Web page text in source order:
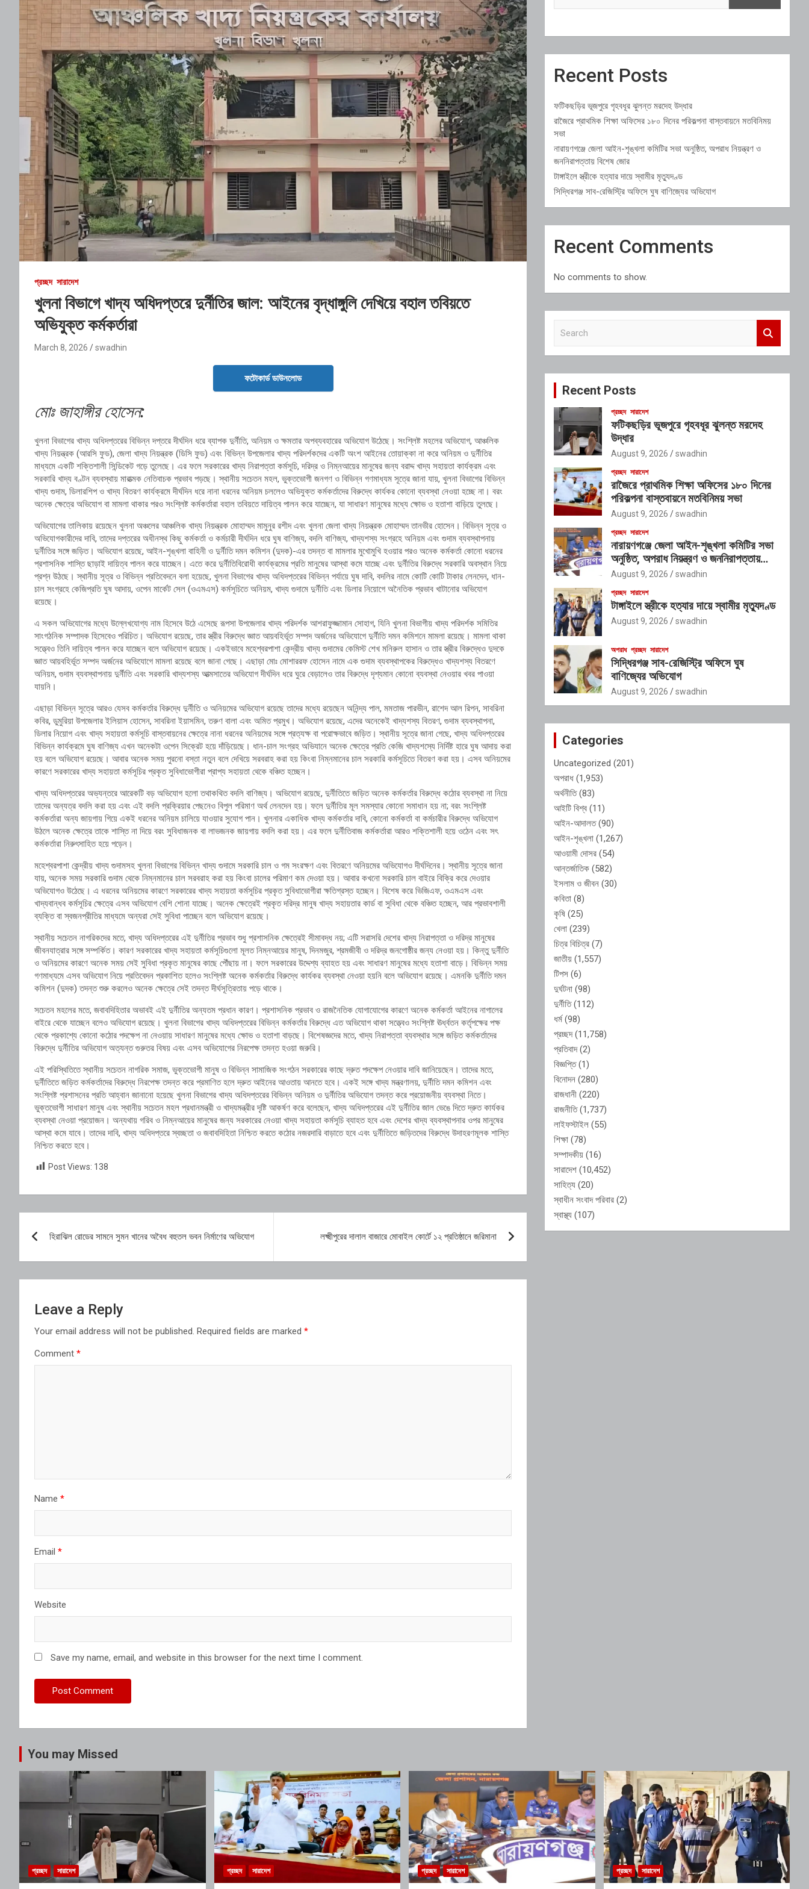
প্রচ্ছদ সারাদেশ
খুলনা বিভাগে খাদ্য অধিদপ্তরে দুর্নীতির জাল: আইনের বৃদ্ধাঙ্গুলি দেখিয়ে বহাল তবিয়তে
অভিযুক্ত কর্মকর্তারা
March 8, 2026 swadhin
ফটোকার্ড ডাউনলোড
মোঃ জাহাঙ্গীর হোসেন:
খুলনা বিভাগের খাদ্য অধিদপ্তরের বিভিন্ন দপ্তরে দীর্ঘদিন ধরে ব্যাপক দুর্নীতি, অনিয়ম ও ক্ষমতার অপব্যবহারের অভিযোগ উঠেছে। সংশ্লিষ্ট মহলের অভিযোগ, আঞ্চলিক
খাদ্য নিয়ন্ত্রক (আরসি ফুড), জেলা খাদ্য নিয়ন্ত্রক (ডিসি ফুড) এবং বিভিন্ন উপজেলার খাদ্য পরিদর্শকদের একটি অংশ আইনের তোয়াক্কা না করে অনিয়ম ও দুর্নীতির
মাধ্যমে একটি শক্তিশালী সিন্ডিকেট গড়ে তুলেছে। এর ফলে সরকারের খাদ্য নিরাপত্তা কর্মসূচি, দরিদ্র ও নিম্নআয়ের মানুষের জন্য বরাদ্দ খাদ্য সহায়তা কার্যক্রম এবং
সরকারি খাদ্য বণ্টন ব্যবস্থায় মারাত্মক নেতিবাচক প্রভাব পড়ছে। স্থানীয় সচেতন মহল, ভুক্তভোগী জনগণ ও বিভিন্ন গণমাধ্যম সূত্রে জানা যায়, খুলনা বিভাগের বিভিন্ন
খাদ্য গুদাম, ডিলারশিপ ও খাদ্য বিতরণ কার্যক্রমে দীর্ঘদিন ধরে নানা ধরনের অনিয়ম চললেও অভিযুক্ত কর্মকর্তাদের বিরুদ্ধে কার্যকর কোনো ব্যবস্থা নেওয়া হচ্ছে না। বরং
অনেক ক্ষেত্রে অভিযোগ বা মামলা থাকার পরও সংশ্লিষ্ট কর্মকর্তারা বহাল তবিয়তে দায়িত্ব পালন করে যাচ্ছেন, যা সাধারণ মানুষের মধ্যে ক্ষোভ ও হতাশা বাড়িয়ে তুলছে।
অভিযোগের তালিকায় রয়েছেন খুলনা অঞ্চলের আঞ্চলিক খাদ্য নিয়ন্ত্রক মোহাম্মদ মামুনুর রশীদ এবং খুলনা জেলা খাদ্য নিয়ন্ত্রক মোহাম্মদ তানভীর হোসেন। বিভিন্ন সূত্র ও
অভিযোগকারীদের দাবি, তাদের দপ্তরের অধীনস্থ কিছু কর্মকর্তা ও কর্মচারী দীর্ঘদিন ধরে ঘুষ বাণিজ্য, বদলি বাণিজ্য, খাদ্যশস্য সংগ্রহে অনিয়ম এবং গুদাম ব্যবস্থাপনায়
দুর্নীতির সঙ্গে জড়িত। অভিযোগ রয়েছে, আইন-শৃঙ্খলা বাহিনী ও দুর্নীতি দমন কমিশন (দুদক)-এর তদন্ত বা মামলার মুখোমুখি হওয়ার পরও অনেক কর্মকর্তা কোনো ধরনের
প্রশাসনিক শাস্তি ছাড়াই দায়িত্ব পালন করে যাচ্ছেন। এতে করে দুর্নীতিবিরোধী কার্যক্রমের প্রতি মানুষের আস্থা কমে যাচ্ছে এবং দুর্নীতির বিরুদ্ধে সরকারি অবস্থান নিয়ে
প্রশ্ন উঠছে। স্থানীয় সূত্র ও বিভিন্ন প্রতিবেদনে বলা হয়েছে, খুলনা বিভাগের খাদ্য অধিদপ্তরের বিভিন্ন পর্যায়ে ঘুষ দাবি, বদলির নামে কোটি কোটি টাকার লেনদেন, ধান-
চাল সংগ্রহে কেজিপ্রতি ঘুষ আদায়, ওপেন মার্কেট সেল (ওএমএস) কর্মসূচিতে অনিয়ম, খাদ্য গুদামে দুর্নীতি এবং ডিলার নিয়োগে অনৈতিক প্রভাব খাটানোর অভিযোগ
রয়েছে।
এ সকল অভিযোগের মধ্যে উল্লেখযোগ্য নাম হিসেবে উঠে এসেছে রূপসা উপজেলার খাদ্য পরিদর্শক আশরাফুজ্জামান সোহাগ, যিনি খুলনা বিভাগীয় খাদ্য পরিদর্শক সমিতির
সাংগঠনিক সম্পাদক হিসেবেও পরিচিত। অভিযোগ রয়েছে, তার স্ত্রীর বিরুদ্ধে জ্ঞাত আয়বহির্ভূত সম্পদ অর্জনের অভিযোগে দুর্নীতি দমন কমিশনে মামলা রয়েছে। মামলা থাকা
সত্ত্বেও তিনি দায়িত্ব পালন করে যাচ্ছেন বলে অভিযোগ রয়েছে। একইভাবে মহেশ্বরপাশা কেন্দ্রীয় খাদ্য গুদামের কেমিস্ট শেখ মনিরুল হাসান ও তার স্ত্রীর বিরুদ্ধেও দুদকে
জ্ঞাত আয়বহির্ভূত সম্পদ অর্জনের অভিযোগে মামলা রয়েছে বলে জানা গেছে। এছাড়া মোঃ মোশাররফ হোসেন নামে এক গুদাম ব্যবস্থাপকের বিরুদ্ধেও খাদ্যশস্য বিতরণে
অনিয়ম, গুদাম ব্যবস্থাপনায় দুর্নীতি এবং সরকারি খাদ্যশস্য আত্মসাতের অভিযোগ দীর্ঘদিন ধরে ঘুরে বেড়ালেও তার বিরুদ্ধে দৃশ্যমান কোনো ব্যবস্থা নেওয়ার খবর পাওয়া
যায়নি।
এছাড়া বিভিন্ন সূত্রে আরও যেসব কর্মকর্তার বিরুদ্ধে দুর্নীতি ও অনিয়মের অভিযোগ রয়েছে তাদের মধ্যে রয়েছেন অনিন্দ্য পাল, মমতাজ পারভীন, রাশেদ আল রিপন, সাবরিনা
কবির, ডুমুরিয়া উপজেলার ইলিয়াস হোসেন, সাবরিনা ইয়াসমিন, তরুণ বালা এবং অমিত প্রমুখ। অভিযোগ রয়েছে, এদের অনেকেই খাদ্যশস্য বিতরণ, গুদাম ব্যবস্থাপনা,
ডিলার নিয়োগ এবং খাদ্য সহায়তা কর্মসূচি বাস্তবায়নের ক্ষেত্রে নানা ধরনের অনিয়মের সঙ্গে প্রত্যক্ষ বা পরোক্ষভাবে জড়িত। স্থানীয় সূত্রে জানা গেছে, খাদ্য অধিদপ্তরের
বিভিন্ন কার্যক্রমে ঘুষ বাণিজ্য এখন অনেকটা ওপেন সিক্রেট হয়ে দাঁড়িয়েছে। ধান-চাল সংগ্রহ অভিযানে অনেক ক্ষেত্রে প্রতি কেজি খাদ্যশস্যে নির্দিষ্ট হারে ঘুষ আদায় করা
হয় বলে অভিযোগ রয়েছে। আবার অনেক সময় পুরনো বস্তা নতুন বলে দেখিয়ে সরবরাহ করা হয় কিংবা নিম্নমানের চাল সরকারি কর্মসূচিতে বিতরণ করা হয়। এসব অনিয়মের
কারণে সরকারের খাদ্য সহায়তা কর্মসূচির প্রকৃত সুবিধাভোগীরা প্রাপ্য সহায়তা থেকে বঞ্চিত হচ্ছেন।
খাদ্য অধিদপ্তরের অভ্যন্তরে আরেকটি বড় অভিযোগ হলো তথাকথিত বদলি বাণিজ্য। অভিযোগ রয়েছে, দুর্নীতিতে জড়িত অনেক কর্মকর্তার বিরুদ্ধে কঠোর ব্যবস্থা না নিয়ে
তাদের অন্যত্র বদলি করা হয় এবং এই বদলি প্রক্রিয়ার পেছনেও বিপুল পরিমাণ অর্থ লেনদেন হয়। ফলে দুর্নীতির মূল সমস্যার কোনো সমাধান হয় না; বরং সংশ্লিষ্ট
কর্মকর্তারা অন্য জায়গায় গিয়ে একই ধরনের অনিয়ম চালিয়ে যাওয়ার সুযোগ পান। খুলনার একাধিক খাদ্য কর্মকর্তার দাবি, কোনো কর্মকর্তা বা কর্মচারীর বিরুদ্ধে অভিযোগ
উঠলে অনেক ক্ষেত্রে তাকে শাস্তি না দিয়ে বরং সুবিধাজনক বা লাভজনক জায়গায় বদলি করা হয়। এর ফলে দুর্নীতিবাজ কর্মকর্তারা আরও শক্তিশালী হয়ে ওঠেন এবং সৎ
কর্মকর্তারা নিরুৎসাহিত হয়ে পড়েন।
মহেশ্বরপাশা কেন্দ্রীয় খাদ্য গুদামসহ খুলনা বিভাগের বিভিন্ন খাদ্য গুদামে সরকারি চাল ও গম সংরক্ষণ এবং বিতরণে অনিয়মের অভিযোগও দীর্ঘদিনের। স্থানীয় সূত্রে জানা
যায়, অনেক সময় সরকারি গুদাম থেকে নিম্নমানের চাল সরবরাহ করা হয় কিংবা চালের পরিমাণ কম দেওয়া হয়। আবার কখনো সরকারি চাল বাইরে বিক্রি করে দেওয়ার
অভিযোগও উঠেছে। এ ধরনের অনিয়মের কারণে সরকারের খাদ্য সহায়তা কর্মসূচির প্রকৃত সুবিধাভোগীরা ক্ষতিগ্রস্ত হচ্ছেন। বিশেষ করে ভিজিএফ, ওএমএস এবং
খাদ্যবান্ধব কর্মসূচির ক্ষেত্রে এসব অভিযোগ বেশি শোনা যাচ্ছে। অনেক ক্ষেত্রেই প্রকৃত দরিদ্র মানুষ খাদ্য সহায়তার কার্ড বা সুবিধা থেকে বঞ্চিত হচ্ছেন, আর প্রভাবশালী
ব্যক্তি বা স্বজনপ্রীতির মাধ্যমে অন্যরা সেই সুবিধা পাচ্ছেন বলে অভিযোগ রয়েছে।
স্থানীয় সচেতন নাগরিকদের মতে, খাদ্য অধিদপ্তরের এই দুর্নীতির প্রভাব শুধু প্রশাসনিক ক্ষেত্রেই সীমাবদ্ধ নয়; এটি সরাসরি দেশের খাদ্য নিরাপত্তা ও দরিদ্র মানুষের
জীবনযাত্রার সঙ্গে সম্পর্কিত। কারণ সরকারের খাদ্য সহায়তা কর্মসূচিগুলো মূলত নিম্নআয়ের মানুষ, দিনমজুর, শ্রমজীবী ও দরিদ্র জনগোষ্ঠীর জন্য নেওয়া হয়। কিন্তু দুর্নীতি
ও অনিয়মের কারণে অনেক সময় সেই সুবিধা প্রকৃত মানুষের কাছে পৌঁছায় না। ফলে সরকারের উদ্দেশ্য ব্যাহত হয় এবং সাধারণ মানুষের মধ্যে হতাশা বাড়ে। বিভিন্ন সময়
গণমাধ্যমে এসব অভিযোগ নিয়ে প্রতিবেদন প্রকাশিত হলেও সংশ্লিষ্ট অনেক কর্মকর্তার বিরুদ্ধে কার্যকর ব্যবস্থা নেওয়া হয়নি বলে অভিযোগ রয়েছে। এমনকি দুর্নীতি দমন
কমিশন (দুদক) তদন্ত শুরু করলেও অনেক ক্ষেত্রে সেই তদন্ত দীর্ঘসূত্রিতায় পড়ে থাকে।
সচেতন মহলের মতে, জবাবদিহিতার অভাবই এই দুর্নীতির অন্যতম প্রধান কারণ। প্রশাসনিক প্রভাব ও রাজনৈতিক যোগাযোগের কারণে অনেক কর্মকর্তা আইনের নাগালের
বাইরে থেকে যাচ্ছেন বলেও অভিযোগ রয়েছে। খুলনা বিভাগের খাদ্য অধিদপ্তরের বিভিন্ন কর্মকর্তার বিরুদ্ধে এত অভিযোগ থাকা সত্ত্বেও সংশ্লিষ্ট ঊর্ধ্বতন কর্তৃপক্ষের পক্ষ
থেকে প্রকাশ্যে কোনো কঠোর পদক্ষেপ না নেওয়ায় সাধারণ মানুষের মধ্যে ক্ষোভ ও হতাশা বাড়ছে। বিশেষজ্ঞদের মতে, খাদ্য নিরাপত্তা ব্যবস্থার সঙ্গে জড়িত কর্মকর্তাদের
বিরুদ্ধে দুর্নীতির অভিযোগ অত্যন্ত গুরুতর বিষয় এবং এসব অভিযোগের নিরপেক্ষ তদন্ত হওয়া জরুরি।
এই পরিস্থিতিতে স্থানীয় সচেতন নাগরিক সমাজ, ভুক্তভোগী মানুষ ও বিভিন্ন সামাজিক সংগঠন সরকারের কাছে দ্রুত পদক্ষেপ নেওয়ার দাবি জানিয়েছেন। তাদের মতে,
দুর্নীতিতে জড়িত কর্মকর্তাদের বিরুদ্ধে নিরপেক্ষ তদন্ত করে প্রমাণিত হলে দ্রুত আইনের আওতায় আনতে হবে। একই সঙ্গে খাদ্য মন্ত্রণালয়, দুর্নীতি দমন কমিশন এবং
সংশ্লিষ্ট প্রশাসনের প্রতি আহ্বান জানানো হয়েছে খুলনা বিভাগের খাদ্য অধিদপ্তরের বিভিন্ন অনিয়ম ও দুর্নীতির অভিযোগ তদন্ত করে প্রয়োজনীয় ব্যবস্থা নিতে।
ভুক্তভোগী সাধারণ মানুষ এবং স্থানীয় সচেতন মহল প্রধানমন্ত্রী ও খাদ্যমন্ত্রীর দৃষ্টি আকর্ষণ করে বলেছেন, খাদ্য অধিদপ্তরের এই দুর্নীতির জাল ভেঙে দিতে দ্রুত কার্যকর
ব্যবস্থা নেওয়া প্রয়োজন। অন্যথায় গরিব ও নিম্নআয়ের মানুষের জন্য সরকারের নেওয়া খাদ্য সহায়তা কর্মসূচি ব্যাহত হবে এবং দেশের খাদ্য ব্যবস্থাপনার ওপর মানুষের
আস্থা কমে যাবে। তাদের দাবি, খাদ্য অধিদপ্তরে স্বচ্ছতা ও জবাবদিহিতা নিশ্চিত করতে কঠোর নজরদারি বাড়াতে হবে এবং দুর্নীতিতে জড়িতদের বিরুদ্ধে উদাহরণমূলক শাস্তি
নিশ্চিত করতে হবে।
Post Views: 138
navigation
হিরাঝিল রোডের সামনে সুমন খানের অবৈধ বহুতল ভবন নির্মাণের অভিযোগ লক্ষ্মীপুরের দালাল বাজারে মোবাইল কোর্টে ১২ প্রতিষ্ঠানে জরিমানা
Leave a Reply
Your email address will not be published. Required fields are marked *
Comment *
Name *
Email *
Website
Save my name, email, and website in this browser for the next time I comment.
Recent Posts
ফটিকছড়ির ভূজপুরে গৃহবধূর ঝুলন্ত মরদেহ উদ্ধার
রাজৈরে প্রাথমিক শিক্ষা অফিসের ১৮০ দিনের পরিকল্পনা বাস্তবায়নে মতবিনিময়
সভা
নারায়ণগঞ্জে জেলা আইন-শৃঙ্খলা কমিটির সভা অনুষ্ঠিত, অপরাধ নিয়ন্ত্রণ ও
জননিরাপত্তায় বিশেষ জোর
টাঙ্গাইলে স্ত্রীকে হত্যার দায়ে স্বামীর মৃত্যুদণ্ড
সিদ্ধিরগঞ্জ সাব-রেজিস্ট্রি অফিসে ঘুষ বাণিজ্যের অভিযোগ
Recent Comments
No comments to show.
c
Recent Posts
প্রচ্ছদ সারাদেশ
ফটিকছড়ির ভূজপুরে গৃহবধূর ঝুলন্ত মরদেহ
উদ্ধার
August 9, 2026 swadhin
প্রচ্ছদ সারাদেশ
রাজৈরে প্রাথমিক শিক্ষা অফিসের ১৮০ দিনের
পরিকল্পনা বাস্তবায়নে মতবিনিময় সভা
August 9, 2026 swadhin
প্রচ্ছদ সারাদেশ
নারায়ণগঞ্জে জেলা আইন-শৃঙ্খলা কমিটির সভা
অনুষ্ঠিত, অপরাধ নিয়ন্ত্রণ ও জননিরাপত্তায়
বিশেষ জোর
August 9, 2026 swadhin
প্রচ্ছদ সারাদেশ
টাঙ্গাইলে স্ত্রীকে হত্যার দায়ে স্বামীর মৃত্যুদণ্ড
August 9, 2026 swadhin
অপরাধ প্রচ্ছদ সারাদেশ
সিদ্ধিরগঞ্জ সাব-রেজিস্ট্রি অফিসে ঘুষ
বাণিজ্যের অভিযোগ
August 9, 2026 swadhin
Categories
Uncategorized (201)
অপরাধ (1,953)
অর্থনীতি(83)
আইটি বিশ্ব (11)
আইন-আদালত(90)
আইন-শৃঙ্খলা (1,267)
আওয়ামী দোসর (54)
আন্তর্জাতিক (582)
ইসলাম ও জীবন (30)
কবিতা (8)
কৃষি (25)
খেলা (239)
চিত্র বিচিত্র (7)
জাতীয় (1,557)
টিপস (6)
দুর্ঘটনা (98)
দুর্নীতি(112)
ধর্ম(98)
প্রচ্ছদ(11,758)
প্রতিবাদ(2)
বিজ্ঞপ্তি(1)
বিনোদন (280)
রাজধানী (220)
রাজনীতি(1,737)
লাইফস্টাইল (55)
শিক্ষা (78)
সম্পাদকীয় (16)
সারাদেশ (10,452)
সাহিত্য (20)
স্বাধীন সংবাদ পরিবার (2)
স্বাস্থ্য (107)
You may Missed
প্রচ্ছদ সারাদেশ প্রচ্ছদ সারাদেশ প্রচ্ছদ সারাদেশ প্রচ্ছদ সারাদেশ